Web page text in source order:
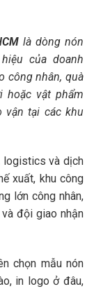
là dòng nón
của doanh
công nhân, quà
hoặc vật phẩm
vận tại các khu
logistics và dịch
xuất, khu công
lớn công nhân,
đội giao nhận
chọn mẫu nón
in logo ở đâu,